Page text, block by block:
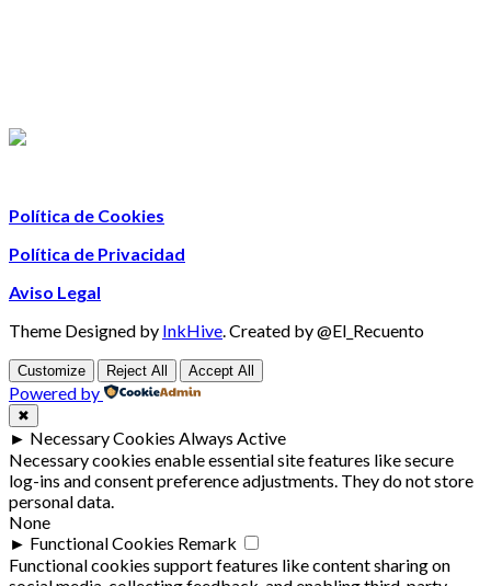
Política de Cookies
Política de Privacidad
Aviso Legal
Theme Designed by InkHive.Created by @El_Recuento
Customize Reject All Accept All
Powered by
✖
► Necessary Cookies Always Active
Necessary cookies enable essential site features like secure
log-ins and consent preference adjustments. They do not store
personal data.
None
► Functional Cookies Remark
Functional cookies support features like content sharing on